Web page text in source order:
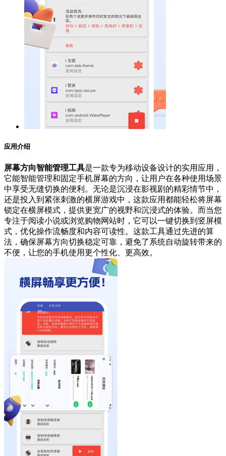
应用介绍
屏幕方向智能管理工具是一款专为移动设备设计的实用应用，
它能智能管理和固定手机屏幕的方向，让用户在各种使用场景
中享受无缝切换的便利。无论是沉浸在影视剧的精彩情节中，
还是投入到紧张刺激的横屏游戏中，这款应用都能轻松将屏幕
锁定在横屏模式，提供更宽广的视野和沉浸式的体验。而当您
专注于阅读小说或浏览购物网站时，它可以一键切换到竖屏模
式，优化操作流畅度和内容可读性。这款工具通过先进的算
法，确保屏幕方向切换稳定可靠，避免了系统自动旋转带来的
不便，让您的手机使用更个性化、更高效。